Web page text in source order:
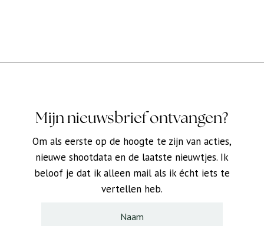
Mijn nieuwsbrief ontvangen?
Om als eerste op de hoogte te zijn van acties,
nieuwe shootdata en de laatste nieuwtjes. Ik
beloof je dat ik alleen mail als ik écht iets te
vertellen heb.